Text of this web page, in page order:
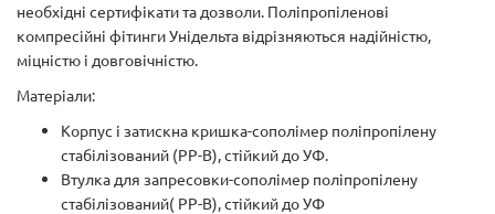
необхідні сертифікати та дозволи. Поліпропіленові
компресійні фітинги Унідельта відрізняються надійністю,
міцністю і довговічністю.
Матеріали:
Корпус і затискна кришка-сополімер поліпропілену
стабілізований (PP-B), стійкий до УФ.
Втулка для запресовки-сополімер поліпропілену
стабілізований( PP-B), стійкий до УФ